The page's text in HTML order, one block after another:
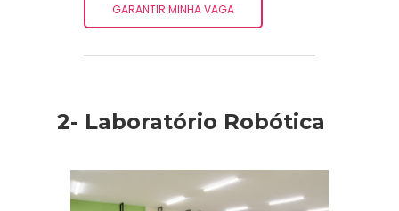
GARANTIR MINHA VAGA
2- Laboratório Robótica